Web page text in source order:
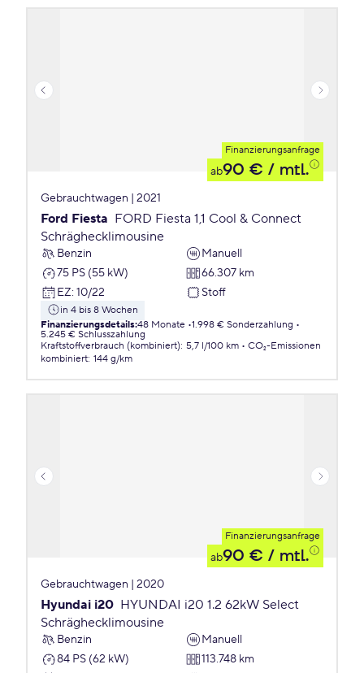
Finanzierungsanfrage
ab90 € / mtl.
Gebrauchtwagen | 2021
Ford Fiesta FORD Fiesta 1,1 Cool & Connect
Schräghecklimousine
Benzin
Manuell
75 PS (55 kW)
66.307 km
EZ: 10/22 Stoff
in 4 bis 8 Wochen
Finanzierungsdetails:48 Monate 1.998 € Sonderzahlung
5.245 € Schlusszahlung
Kraftstoffverbrauch (kombiniert): 5,7 l/100 km
CO₂-Emissionen
kombiniert: 144 g/km
Finanzierungsanfrage
ab90 € / mtl.
Gebrauchtwagen | 2020
Hyundai i20 HYUNDAI i20 1.2 62kW Select
Schräghecklimousine
Benzin
Manuell
84 PS (62 kW)
113.748 km